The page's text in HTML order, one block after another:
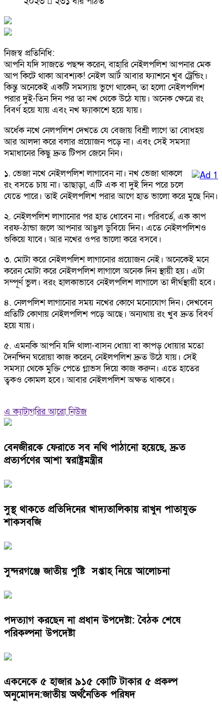
নিজস্ব প্রতিনিধি:
আপনি যদি সাজতে পছন্দ করেন, বাহারি নেইলপলিশ আপনার মেক
আপ কিটে থাকা আবশ্যক! নেইল আর্ট আবার ফ্যাশনে খুব ট্রেন্ডিং।
কিন্তু অনেকেই একটি সমস্যায় ভুগে থাকেন, তা হলো নেইলপলিশ
পরার দুই-তিন দিন পর তা নখ থেকে উঠে যায়। অনেক ক্ষেত্রে রং
বিবর্ণ হয়ে যায় এবং নখ ফ্যাকাশে হয়ে যায়।
অর্ধেক নখে নেলপলিশ দেখতে যে বেজায় বিশ্রী লাগে তা বোধহয়
আর আলদা করে বলার প্রয়োজন পড়ে না। এবং সেই সমস্যা
সমাধানের কিছু দ্রুত টিপস জেনে নিন।
১. ভেজা নখে নেইলপলিশ লাগাবেন না। নখ ভেজা থাকলে
রং বসতে চায় না। তাছাড়া, এটি এক বা দুই দিন পরে চলে
যেতে পারে। তাই নেইলপলিশ পরার আগে হাত ভালো করে মুছে নিন।
২. নেইলপলিশ লাগানোর পর হাত ধোবেন না। পরিবর্তে, এক কাপ
বরফ-ঠান্ডা জলে আপনার আঙুল ডুবিয়ে দিন। এতে নেইলপলিশও
শুকিয়ে যাবে। আর নখের ওপর ভালো করে বসবে।
৩. মোটা করে নেইলপলিশ লাগানোর প্রয়োজন নেই। অনেকেই মনে
করেন মোটা করে নেইলপলিশ লাগালে অনেক দিন স্থায়ী হয়। এটা
সম্পূর্ণ ভুল। বরং হালকাভাবে নেইলপলিশ লাগালে তা দীর্ঘস্থায়ী হবে।
৪. নেলপলিশ লাগানোর সময় নখের কোণে মনোযোগ দিন। দেখবেন
প্রতিটি কোণায় নেইলপলিশ পড়ে আছে। অন্যথায় রং খুব দ্রুত বিবর্ণ
হয়ে যায়।
৫. এমনকি আপনি যদি থালা-বাসন ধোয়া বা কাপড় ধোয়ার মতো
দৈনন্দিন ঘরোয়া কাজ করেন, নেইলপলিশ দ্রুত উঠে যায়। সেই
সমস্যা থেকে মুক্তি পেতে গ্লাভস দিয়ে কাজ করুন। এতে হাতের
ত্বকও কোমল হবে। আবার নেইলপলিশ অক্ষত থাকবে।
এ ক্যাটাগরির আরো নিউজ
বেনজীরকে ফেরাতে সব নথি পাঠানো হয়েছে, দ্রুত
প্রত্যর্পণের আশা স্বরাষ্ট্রমন্ত্রীর
সুস্থ থাকতে প্রতিদিনের খাদ্যতালিকায় রাখুন পাতাযুক্ত
শাকসবজি
সুন্দরগঞ্জে জাতীয় পুষ্টি সপ্তাহ নিয়ে আলোচনা
পদত্যাগ করছেন না প্রধান উপদেষ্টা: বৈঠক শেষে
পরিকল্পনা উপদেষ্টা
একনেকে ৫ হাজার ৯১৫ কোটি টাকার ৫ প্রকল্প
অনুমোদন:জাতীয় অর্থনৈতিক পরিষদ